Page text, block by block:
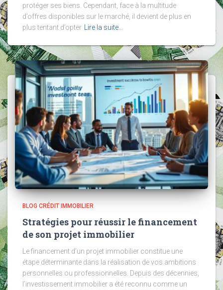
protéger ses biens. Cependant, face à la multitude
d’offres disponibles sur le marché, il devient de plus en
plus tentant d’opter Lire la suite…
BLOG CRÉDIT IMMOBILIER
Stratégies pour réussir le financement
de son projet immobilier
Le financement d’un projet immobilier constitue une
étape déterminante dans la réalisation de vos ambitions
personnelles ou professionnelles. Depuis des décennies,
l’investissement immobilier a été reconnu comme un